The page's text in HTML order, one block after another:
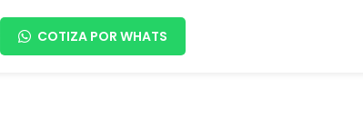
COTIZA POR WHATS